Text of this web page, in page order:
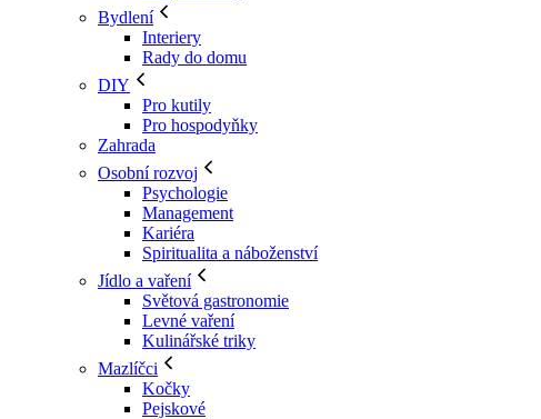
Bydlení
Interiery
Rady do domu
DIY
Pro kutily
Pro hospodyňky
Zahrada
Osobní rozvoj
Psychologie
Management
Kariéra
Spiritualita a náboženství
Jídlo a vaření
Světová gastronomie
Levné vaření
Kulinářské triky
Mazlíčci
Kočky
Pejskové